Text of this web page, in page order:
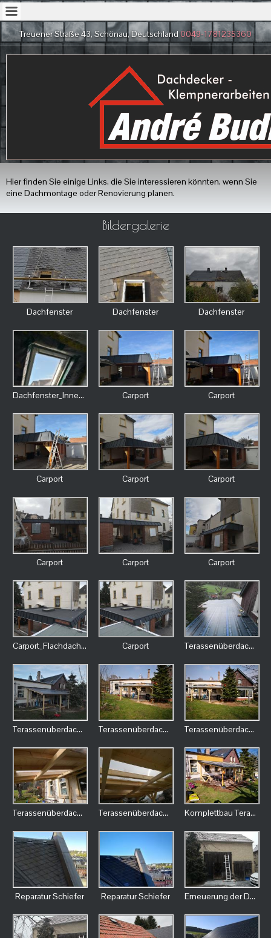
Treuener Straße 43, Schönau, Deutschland0049-1781235360
Hier finden Sie einige Links, die Sie interessieren könnten, wenn Sie
eine Dachmontage oder Renovierung planen.
Bildergalerie
Dachfenster Dachfenster Dachfenster
Dachfenster_Innenausbau Carport Carport
Carport Carport Carport
Carport Carport Carport
Carport_Flachdachabdichtung Carport Terassenüberdachung
Terassenüberdachung Terassenüberdachung Terassenüberdachung
Terassenüberdachung mit Sichtschalung und eingearbeitetem Lichtband Terassenüberdachung Komplettbau Terasse
Reparatur Schiefer Reparatur Schiefer Erneuerung der Dachfläche einer Scheune